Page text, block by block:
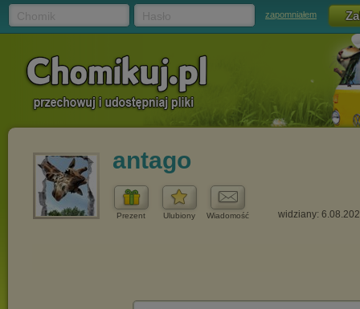
zapomniałem
antago
Prezent Ulubiony Wiadomość widziany: